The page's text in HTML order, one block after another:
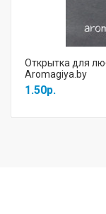
Открытка для
Aromagiya.by
1.50р.